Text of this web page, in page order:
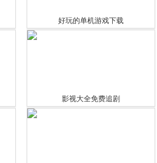
好玩的单机游戏下载
影视大全免费追剧